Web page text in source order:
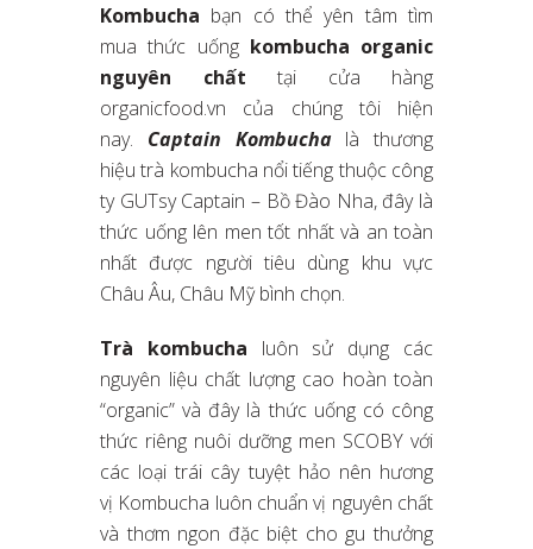
Kombucha bạn có thể yên tâm tìm
mua thức uống kombucha organic
nguyên chất tại cửa hàng
organicfood.vn của chúng tôi hiện
nay. Captain Kombuchalà thương
hiệu trà kombucha nổi tiếng thuộc công
ty GUTsy Captain – Bồ Đào Nha, đây là
thức uống lên men tốt nhất và an toàn
nhất được người tiêu dùng khu vực
Châu Âu, Châu Mỹ bình chọn.
Trà kombucha luôn sử dụng các
nguyên liệu chất lượng cao hoàn toàn
“organic” và đây là thức uống có công
thức riêng nuôi dưỡng men SCOBY với
các loại trái cây tuyệt hảo nên hương
vị Kombucha luôn chuẩn vị nguyên chất
và thơm ngon đặc biệt cho gu thưởng